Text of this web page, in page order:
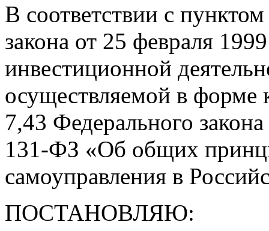
В соответствии с
закона от 25 февраля
инвестиционной
осуществляемой в форме
7,43 Федерального
131-ФЗ «Об общих
самоуправления в
ПОСТАНОВЛЯЮ: